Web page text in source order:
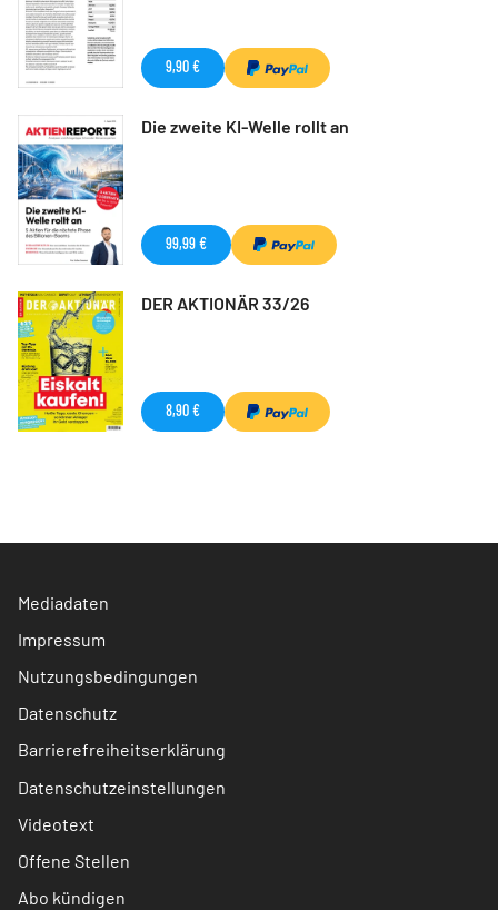
9,90 €
Die zweite KI-Welle rollt an
99,99 €
DER AKTIONÄR 33/26
8,90 €
Mediadaten
Impressum
Nutzungsbedingungen
Datenschutz
Barrierefreiheitserklärung
Datenschutzeinstellungen
Videotext
Offene Stellen
Abo kündigen